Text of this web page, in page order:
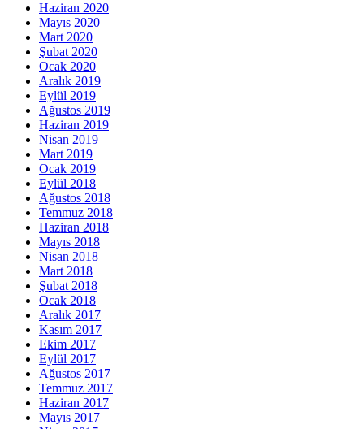
Haziran 2020
Mayıs 2020
Mart 2020
Şubat 2020
Ocak 2020
Aralık 2019
Eylül 2019
Ağustos 2019
Haziran 2019
Nisan 2019
Mart 2019
Ocak 2019
Eylül 2018
Ağustos 2018
Temmuz 2018
Haziran 2018
Mayıs 2018
Nisan 2018
Mart 2018
Şubat 2018
Ocak 2018
Aralık 2017
Kasım 2017
Ekim 2017
Eylül 2017
Ağustos 2017
Temmuz 2017
Haziran 2017
Mayıs 2017